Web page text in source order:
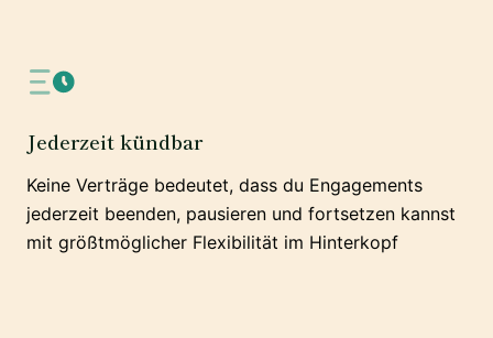
Jederzeit kündbar
Keine Verträge bedeutet, dass du Engagements
jederzeit beenden, pausieren und fortsetzen kannst
mit größtmöglicher Flexibilität im Hinterkopf